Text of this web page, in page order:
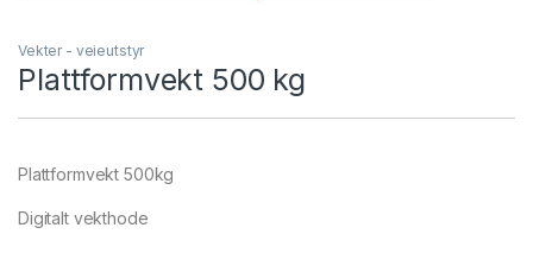
Vekter - veieutstyr
Plattformvekt 500 kg
Plattformvekt 500kg
Digitalt vekthode